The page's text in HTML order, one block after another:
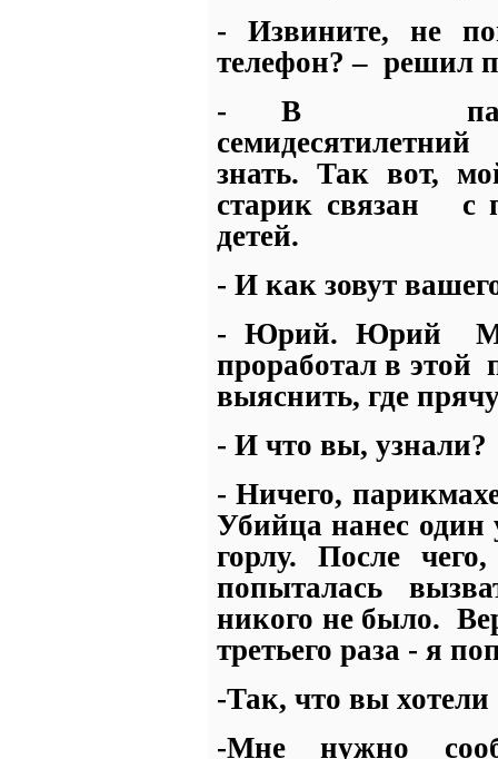
- Извините, не
телефон? – решил
- В
семидесятилетний
знать. Так вот,
старик связан
с
детей.
- И как зовут
- Юрий. Юрий
проработал в этой
выяснить, где
- И что вы, узнали?
- Ничего,
Убийца нанес один
горлу. После
попыталась
никого не было.
третьего раза - я
-Так, что вы хотели
-Мне нужно